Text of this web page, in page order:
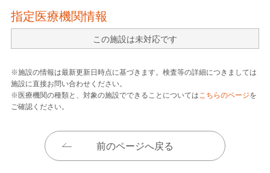
指定医療機関情報
この施設は未対応です
※施設の情報は最新更新日時点に基づきます。検査等の詳細につきましては
施設に直接お問い合わせください。
※医療機関の種類と、対象の施設でできることについてはこちらのページを
ご確認ください。
前のページへ戻る